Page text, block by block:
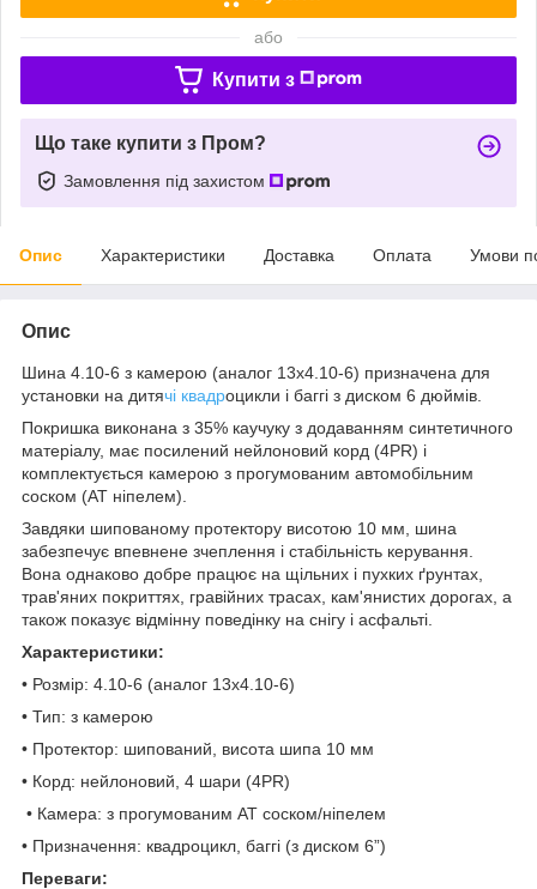
або
Купити з
Що таке купити з Пром?
Замовлення під захистом
Опис Характеристики Доставка Оплата Умови
Опис
Шина 4.10-6 з камерою (аналог 13x4.10-6) призначена для
установки на дитячі квадроцикли і баггі з диском 6 дюймів.
Покришка виконана з 35% каучуку з додаванням синтетичного
матеріалу, має посилений нейлоновий корд (4PR) і
комплектується камерою з прогумованим автомобільним
соском (АТ ніпелем).
Завдяки шипованому протектору висотою 10 мм, шина
забезпечує впевнене зчеплення і стабільність керування.
Вона однаково добре працює на щільних і пухких ґрунтах,
трав'яних покриттях, гравійних трасах, кам'янистих дорогах, а
також показує відмінну поведінку на снігу і асфальті.
Характеристики:
• Розмір: 4.10-6 (аналог 13x4.10-6)
• Тип: з камерою
• Протектор: шипований, висота шипа 10 мм
• Корд: нейлоновий, 4 шари (4PR)
• Камера: з прогумованим АТ соском/ніпелем
• Призначення: квадроцикл, баггі (з диском 6”)
Переваги: